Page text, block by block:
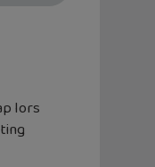
lors